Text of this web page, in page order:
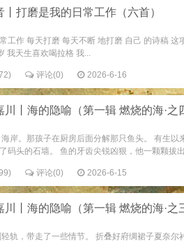
丨打磨是我的日常工作（六首）
工作 每天打磨 每天不断 地打磨 自己 的诗稿
我天生喜欢喝拉格 我...
评论(0) 2026-6-16
川丨海的隐喻（第一辑 燃烧的海·之
岸。那孩子在厨房后面分解那只鱼头。 有生
码头的石墙。 鱼的牙齿尖锐凶狠，他一颗颗拔
评论(0) 2026-6-15
川丨海的隐喻（第一辑 燃烧的海·之
轨，带走了一些情节。 折叠好府绸裙子夏奈